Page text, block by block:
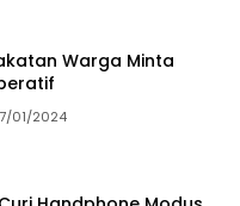
Warga Minta
01/2024